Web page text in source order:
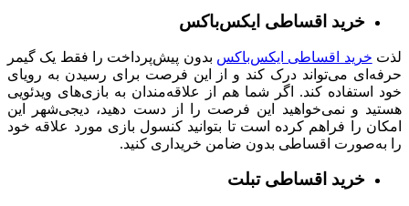
خرید اقساطی ایکس‌باکس
لذت خرید اقساطی ایکس‌باکس بدون پیش‌پرداخت را فقط یک گیمر
حرفه‌ای می‌تواند درک کند و از این فرصت برای رسیدن به رویای
خود استفاده کند. اگر شما هم از علاقه‌مندان به بازی‌های ویدئویی
هستید و نمی‌خواهید این فرصت را از دست دهید، دیجی‌شهر این
امکان را فراهم کرده است تا بتوانید کنسول بازی مورد علاقه خود
را به‌صورت اقساطی بدون ضامن خریداری کنید.
خرید اقساطی تبلت